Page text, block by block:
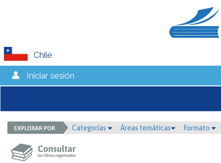
Chile
Iniciar sesión
Categorías Áreas temáticas Formato